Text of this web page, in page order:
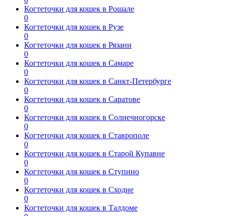
Когтеточки для кошек в Рошале
0
Когтеточки для кошек в Рузе
0
Когтеточки для кошек в Рязани
0
Когтеточки для кошек в Самаре
0
Когтеточки для кошек в Санкт-Петербурге
0
Когтеточки для кошек в Саратове
0
Когтеточки для кошек в Солнечногорске
0
Когтеточки для кошек в Ставрополе
0
Когтеточки для кошек в Старой Купавне
0
Когтеточки для кошек в Ступино
0
Когтеточки для кошек в Сходне
0
Когтеточки для кошек в Талдоме